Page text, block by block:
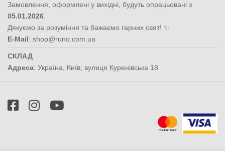
Замовлення, оформлені у вихідні, будуть опрацьовані з
05.01.2026
Дякуємо за розуміння та бажаємо гарних свят! ✨
E-Mail: shop@runo.com.ua
СКЛАД
Адреса: Україна Київ вулиця Куренівська 18